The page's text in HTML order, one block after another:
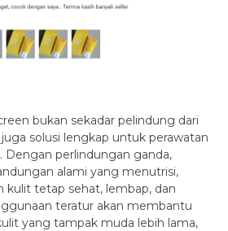
bukan sekadar pelindung dari
solusi lengkap untuk perawatan
Dengan perlindungan ganda,
alami yang menutrisi,
kulit tetap sehat, lembap, dan
teratur akan membantu
yang tampak muda lebih lama,